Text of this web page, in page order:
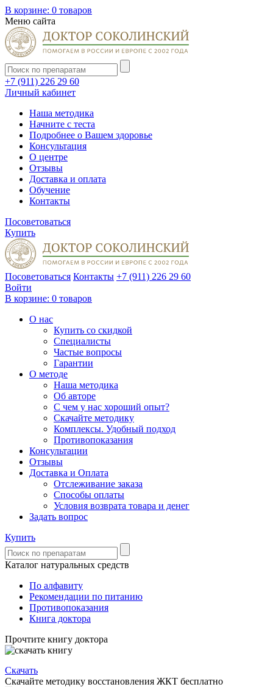
В корзине: 0 товаров
Меню сайта
+7 (911) 226 29 60
Личный кабинет
Наша методика
Начните с теста
Подробнее о Вашем здоровье
Консультация
О центре
Отзывы
Доставка и оплата
Обучение
Контакты
Посоветоваться
Купить
Посоветоваться Контакты +7 (911) 226 29 60
Войти
В корзине: 0 товаров
О нас
Купить со скидкой
Специалисты
Частые вопросы
Гарантии
О методе
Наша методика
Об авторе
С чем у нас хороший опыт?
Скачайте методику
Комплексы. Удобный подход
Противопоказания
Консультации
Отзывы
Доставка и Оплата
Отслеживание заказа
Способы оплаты
Условия возврата товара и денег
Задать вопрос
Купить
Каталог натуральных средств
По алфавиту
Рекомендации по питанию
Противопоказания
Книга доктора
Прочтите книгу доктора
Скачать
Скачайте методику восстановления ЖКТ бесплатно